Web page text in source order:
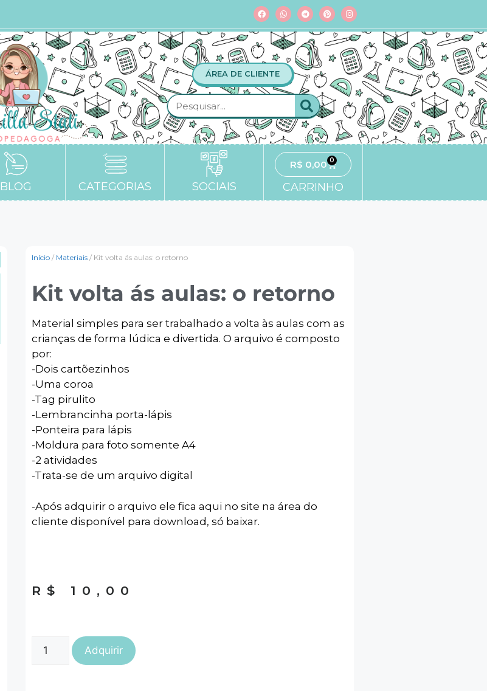
ÁREA DE CLIENTE
BLOG CATEGORIAS SOCIAIS
R$ 0,00 0
CARRINHO
Início / Materiais / Kit volta ás aulas: o retorno
Kit volta ás aulas: o retorno
Material simples para ser trabalhado a volta às aulas com as
crianças de forma lúdica e divertida. O arquivo é composto
por:
-Dois cartõezinhos
-Uma coroa
-Tag pirulito
-Lembrancinha porta-lápis
-Ponteira para lápis
-Moldura para foto somente A4
-2 atividades
-Trata-se de um arquivo digital
-Após adquirir o arquivo ele fica aqui no site na área do
cliente disponível para download, só baixar.
R$ 10,00
Adquirir